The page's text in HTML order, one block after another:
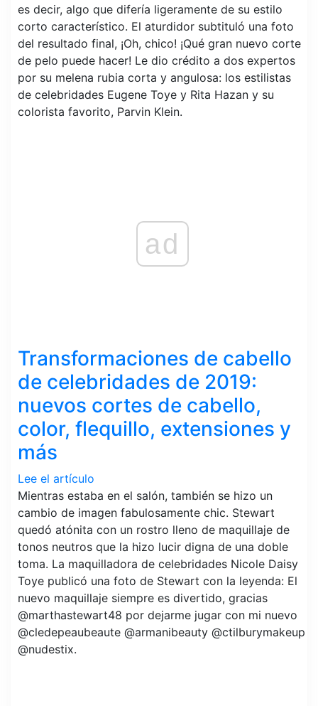
es decir, algo que difería ligeramente de su estilo
corto característico. El aturdidor subtituló una foto
del resultado final, ¡Oh, chico! ¡Qué gran nuevo corte
de pelo puede hacer! Le dio crédito a dos expertos
por su melena rubia corta y angulosa: los estilistas
de celebridades Eugene Toye y Rita Hazan y su
colorista favorito, Parvin Klein.
ad
Transformaciones de cabello
de celebridades de 2019:
nuevos cortes de cabello,
color, flequillo, extensiones y
más
Lee el artículo
Mientras estaba en el salón, también se hizo un
cambio de imagen fabulosamente chic. Stewart
quedó atónita con un rostro lleno de maquillaje de
tonos neutros que la hizo lucir digna de una doble
toma. La maquilladora de celebridades Nicole Daisy
Toye publicó una foto de Stewart con la leyenda: El
nuevo maquillaje siempre es divertido, gracias
@marthastewart48 por dejarme jugar con mi nuevo
@cledepeaubeaute @armanibeauty @ctilburymakeup
@nudestix.